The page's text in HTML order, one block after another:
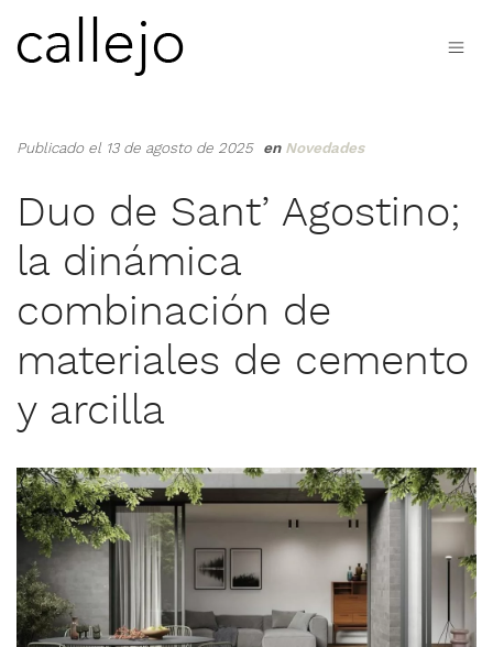
Publicado el 13 de agosto de 2025 en Novedades
Duo de Sant’ Agostino;
la dinámica
combinación de
materiales de cemento
y arcilla